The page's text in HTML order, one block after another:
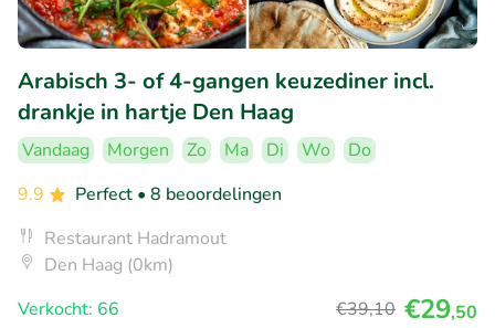
Arabisch 3- of 4-gangen keuzediner incl.
drankje in hartje Den Haag
Vandaag Morgen Zo Ma Di Wo
Do
9.9
Perfect • 8 beoordelingen
Restaurant Hadramout
Den Haag (0km)
Verkocht: 66
€39,10 €29,50